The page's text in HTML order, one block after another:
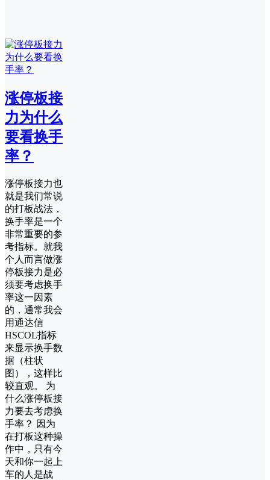
涨停板接
力为什么
要看换手
率？
涨停板接力也
就是我们常说
的打板战法，
换手率是一个
非常重要的参
考指标。就我
个人而言做涨
停板接力是必
须要考虑换手
率这一因素
的，通常我会
用通达信
HSCOL指标
来显示换手数
据（柱状
图），这样比
较直观。 为
什么涨停板接
力要去考虑换
手率？ 因为
在打板这种操
作中，只有今
天和你一起上
车的人是战